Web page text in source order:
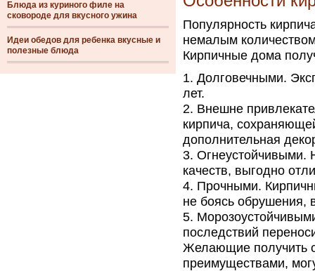
Блюда из куриного филе на
сковороде для вкусного ужина
Идеи обедов для ребенка вкусные и
полезные блюда
Популярность
немалым
Кирпичные дома
Долговечными.
лет.
Внешне
кирпича,
дополнительная
Огнеустойчивыми.
качеств, выгодно
Прочными.
не боясь обрушения,
последствий
Желающие получить
преимуществами,